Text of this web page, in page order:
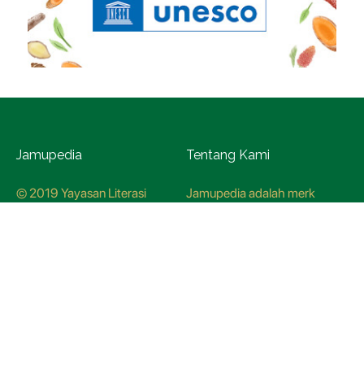
Jamupedia
© 2019 Yayasan Literasi
Tentang Kami
Jamupedia adalah merk